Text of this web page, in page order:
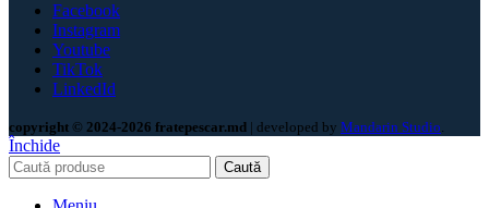
Facebook
Instagram
Youtube
TikTok
LinkedId
copyright © 2024-2026 fratepescar.md | developed by Mandarin Studio.
Închide
Caută